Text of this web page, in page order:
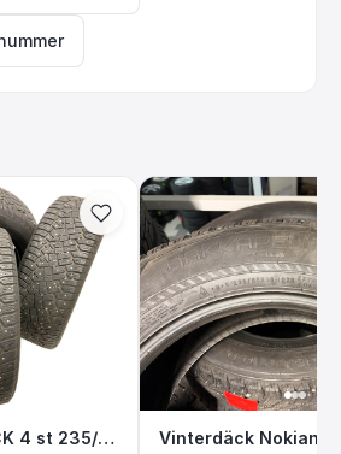
4 st 235/55 R18
18" BEG. DUBBDÄCK 4 st 235/55 R18 Continental Ice Contact 2 Vinterdäck
Vinterdäck Nokian